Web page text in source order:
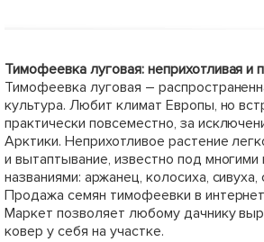
Тимофеевка луговая: неприхотливая и
Тимофеевка луговая –
культура. Любит климат Европы, но
практически повсеместно, за
Арктики. Неприхотливое растение
и вытаптывание, известно под
названиями: аржанец, колосиха, сивуха,
Продажа семян тимофеевки в
Маркет позволяет любому дачнику
ковер у себя на участке.